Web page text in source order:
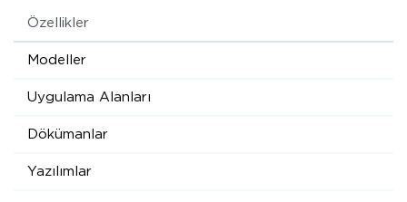
Eşsiz komutasyon kabiliyeti ile mükemmel dinamik
cevap performansı
Özel ihtiyaçlarda, terzi usülü çözüm
Özellikler
Modeller
Uygulama Alanları
Dökümanlar
Yazılımlar